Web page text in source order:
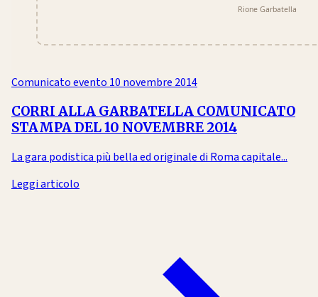
Comunicato evento 10 novembre 2014
CORRI ALLA GARBATELLA COMUNICATO
STAMPA DEL 10 NOVEMBRE 2014
La gara podistica più bella ed originale di Roma capitale...
Leggi articolo